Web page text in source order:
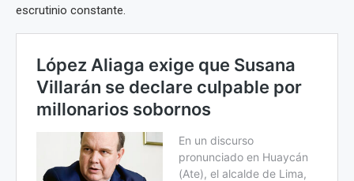
escrutinio constante.